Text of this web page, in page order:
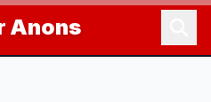
Anons